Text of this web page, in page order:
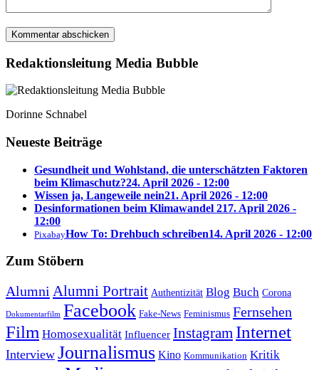
Redaktions­leitung Media Bubble
Dorinne Schnabel
Neueste Beiträge
Gesundheit und Wohlstand, die unterschätzten Faktoren
beim Klimaschutz?24. April 2026 - 12:00
Wissen ja, Langeweile nein21. April 2026 - 12:00
Desinformationen beim Klimawandel 217. April 2026 -
12:00
PixabayHow To: Drehbuch schreiben14. April 2026 - 12:00
Zum Stöbern
Alumni Alumni Portrait Authentizität Blog Buch Corona
Dokumentarfilm Facebook Fake-News Feminismus Fernsehen
Film Homosexualität Influencer Instagram Internet
Interview Journalismus Kino Kommunikation Kritik